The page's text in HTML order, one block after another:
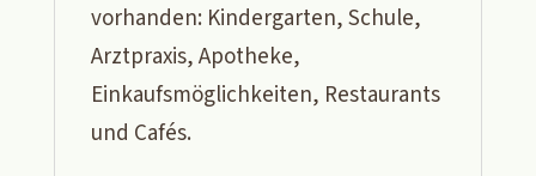
vorhanden: Kindergarten, Schule,
Arztpraxis, Apotheke,
Einkaufsmöglichkeiten, Restaurants
und Cafés.